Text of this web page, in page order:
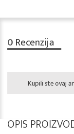
0 Recenzija
Kupili ste ovaj
OPIS